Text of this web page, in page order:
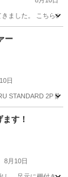
ました。 こちら
ー
日
STANDARD 2P
す！
8月10日